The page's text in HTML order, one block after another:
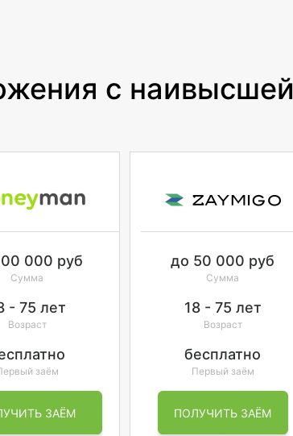
с наивысшей
000 руб
Сумма
- 75 лет
Возраст
заём
ЗАЁМ
до 50 000 руб
Сумма
18 - 75 лет
Возраст
бесплатно
Первый заём
ПОЛУЧИТЬ ЗАЁМ